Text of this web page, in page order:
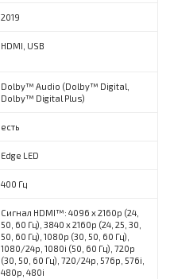
2019
HDMI, USB
Dolby™ Audio (Dolby™ Digital,
Dolby™ Digital Plus)
есть
Edge LED
400 Гц
Сигнал HDMI™: 4096 x 2160p (24,
50, 60 Гц), 3840 x 2160p (24, 25, 30,
50, 60 Гц), 1080p (30, 50, 60 Гц),
1080/24p, 1080i (50, 60 Гц), 720p
(30, 50, 60 Гц), 720/24p, 576p, 576i,
480p, 480i